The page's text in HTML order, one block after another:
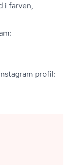
i farven,
profil: